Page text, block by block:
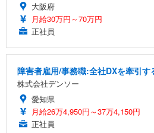
大阪府
月給30万円～70万円
正社員
障害者雇用/事務職:全社DXを牽引
株式会社デンソー
愛知県
月給26万4,950円～37万4,150円
正社員